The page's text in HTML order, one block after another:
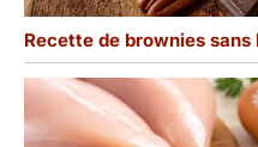
Recette de brownies